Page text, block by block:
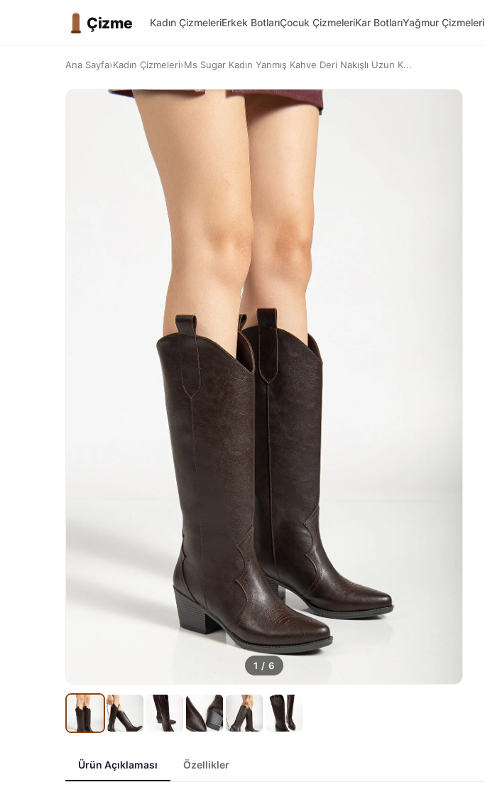
Çizme Kadın ÇizmeleriErkek BotlarıÇocuk ÇizmeleriKar BotlarıYağmur Çizmeleri
Ana Sayfa›Kadın Çizmeleri›Ms Sugar Kadın Yanmış Kahve Deri Nakışlı Uzun K...
1 / 6
Ürün Açıklaması Özellikler